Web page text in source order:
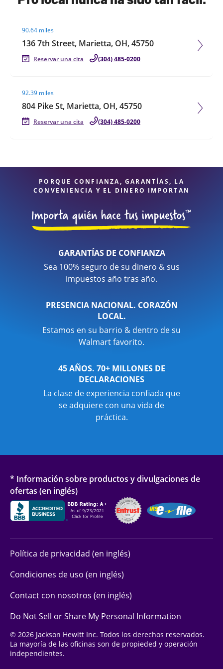
90.64 miles
136 7th Street, Marietta, OH, 45750
Reservar una cita (304) 485-0200
92.39 miles
804 Pike St, Marietta, OH, 45750
Reservar una cita (304) 485-0200
PORQUE CONFIANZA, GARANTÍAS, LA
CONVENIENCIA Y EL DINERO IMPORTAN
GARANTÍAS DE CONFIANZA
Sea 100% seguro de su dinero & sus
impuestos año tras año.
PRESENCIA NACIONAL. CORAZÓN
LOCAL.
Estamos en su barrio & dentro de su
Walmart favorito.
45 AÑOS. 70+ MILLONES DE
DECLARACIONES
La clase de experiencia confiada que
se adquiere con una vida de
práctica.
* Información sobre productos y divulgaciones de
ofertas (en inglés)
Política de privacidad (en inglés)
Condiciones de uso (en inglés)
Contact con nosotros (en inglés)
Do Not Sell or Share My Personal Information
© 2026 Jackson Hewitt Inc. Todos los derechos reservados.
La mayoría de las oficinas son de propieded y operación
independientes.